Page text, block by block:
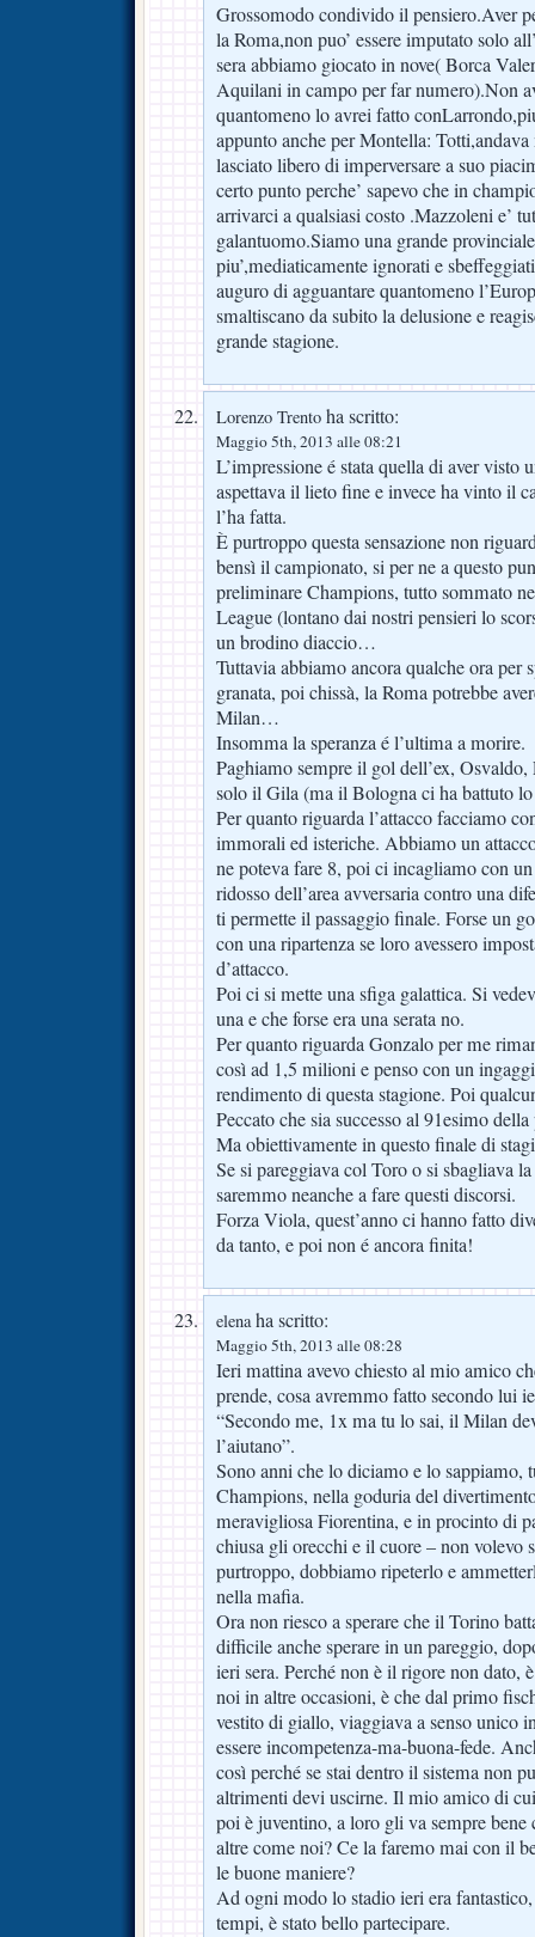
Grossomodo condivido il pensiero.Aver
la Roma,non puo’ essere imputato solo
sera abbiamo giocato in nove( Borca
Aquilani in campo per far numero).Non
quantomeno lo avrei fatto
appunto anche per Montella:
lasciato libero di imperversare a suo
certo punto perche’ sapevo che in
arrivarci a qualsiasi costo .Mazzoleni e’
galantuomo.Siamo una grande
piu’,mediaticamente ignorati e
auguro di agguantare quantomeno
smaltiscano da subito la delusione e
grande stagione.
Lorenzo Trento ha scritto:
Maggio 5th, 2013 alle 08:21
L’impressione é stata quella di aver
aspettava il lieto fine e invece ha vinto il
l’ha fatta.
È purtroppo questa sensazione non
bensì il campionato, si per ne a questo
preliminare Champions, tutto sommato
League (lontano dai nostri pensieri lo
un brodino diaccio…
Tuttavia abbiamo ancora qualche ora per
granata, poi chissà, la Roma potrebbe
Milan…
Insomma la speranza é l’ultima a morire.
Paghiamo sempre il gol dell’ex,
solo il Gila (ma il Bologna ci ha battuto lo
Per quanto riguarda l’attacco facciamo
immorali ed isteriche. Abbiamo un
ne poteva fare 8, poi ci incagliamo con
ridosso dell’area avversaria contro una
ti permette il passaggio finale. Forse un
con una ripartenza se loro avessero
d’attacco.
Poi ci si mette una sfiga galattica. Si
una e che forse era una serata no.
Per quanto riguarda Gonzalo per me
così ad 1,5 milioni e penso con un
rendimento di questa stagione. Poi
Peccato che sia successo al 91esimo
Ma obiettivamente in questo finale di
Se si pareggiava col Toro o si sbagliava
saremmo neanche a fare questi discorsi.
Forza Viola, quest’anno ci hanno fatto
da tanto, e poi non é ancora finita!
elenaha scritto:
Maggio 5th, 2013 alle 08:28
Ieri mattina avevo chiesto al mio amico
prende, cosa avremmo fatto secondo lui
“Secondo me, 1x ma tu lo sai, il Milan
l’aiutano”.
Sono anni che lo diciamo e lo sappiamo,
Champions, nella goduria del
meravigliosa Fiorentina, e in procinto di
chiusa gli orecchi e il cuore – non volevo
purtroppo, dobbiamo ripeterlo e
nella mafia.
Ora non riesco a sperare che il Torino
difficile anche sperare in un pareggio,
ieri sera. Perché non è il rigore non dato,
noi in altre occasioni, è che dal primo
vestito di giallo, viaggiava a senso unico
essere incompetenza-ma-buona-fede.
così perché se stai dentro il sistema non
altrimenti devi uscirne. Il mio amico di
poi è juventino, a loro gli va sempre
altre come noi? Ce la faremo mai con il
le buone maniere?
Ad ogni modo lo stadio ieri era
tempi, è stato bello partecipare.